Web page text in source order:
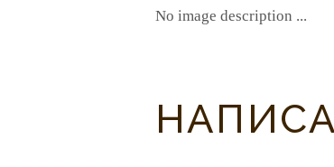
No image description ...